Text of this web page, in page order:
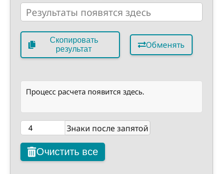
Скопировать
результат
Обменять
Процесс расчета появится здесь.
Знаки после запятой
Очистить все